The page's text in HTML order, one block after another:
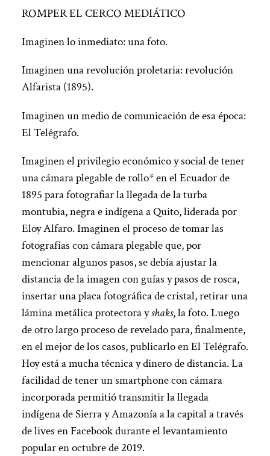
ROMPER EL CERCO MEDIÁTICO
Imaginen lo inmediato: una foto.
Imaginen una revolución proletaria: revolución
Alfarista (1895).
Imaginen un medio de comunicación de esa época:
El Telégrafo.
Imaginen el privilegio económico y social de tener
una cámara plegable de rollo* en el Ecuador de
1895 para fotografiar la llegada de la turba
montubia, negra e indígena a Quito, liderada por
Eloy Alfaro. Imaginen el proceso de tomar las
fotografías con cámara plegable que, por
mencionar algunos pasos, se debía ajustar la
distancia de la imagen con guías y pasos de rosca,
insertar una placa fotográfica de cristal, retirar una
lámina metálica protectora yshaks, la foto. Luego
de otro largo proceso de revelado para, finalmente,
en el mejor de los casos, publicarlo en El Telégrafo.
Hoy está a mucha técnica y dinero de distancia. La
facilidad de tener un smartphone con cámara
incorporada permitió transmitir la llegada
indígena de Sierra y Amazonía a la capital a través
de lives en Facebook durante el levantamiento
popular en octubre de 2019.